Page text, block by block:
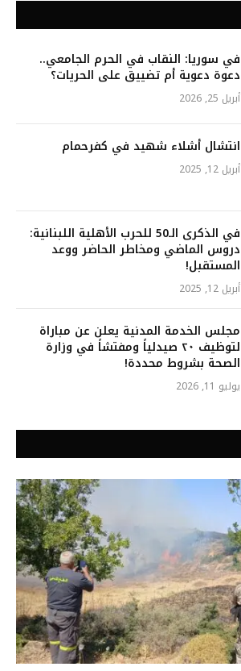
في سوريا: النقاب في الحرم الجامعي..
دعوة دعوية أم تضييق على الحريات؟
أبريل 25, 2026
انتشال أشلاء شهيد في كفرحمام
أبريل 12, 2025
في الذكرى الـ50 للحرب الأهلية اللبنانية:
دروس الماضي ومخاطر الحاضر ووعد
المستقبل!
أبريل 12, 2025
مجلس الخدمة المدنية يعلن عن مباراة
لتوظيف ٢٠ صيدلياً ومفتشاً في وزارة
الصحة بشروط محددة!
يوليو 11, 2026